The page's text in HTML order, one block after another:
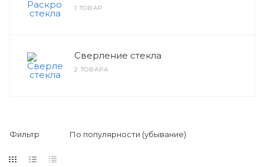
1 ТОВАР
Сверление стекла
2 ТОВАРА
Фильтр По популярности (убывание)